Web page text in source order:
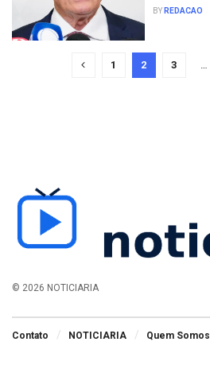
BY REDACAO
1 2 3 …
© 2026 NOTICIARIA
Contato NOTICIARIA Quem Somos